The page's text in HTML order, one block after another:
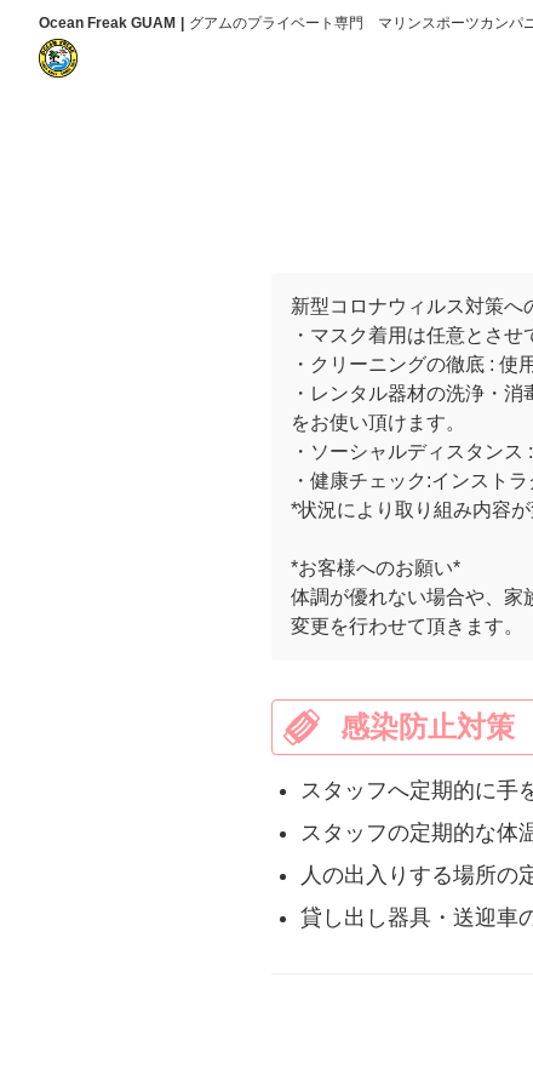
Ocean Freak GUAM グアムのプライベート専門 マリンスポーツカンパ
新型コロナウィルス対策へ
・マスク着用は任意とさせ
・クリーニングの徹底 : 使
・レンタル器材の洗浄・
をお使い頂けます。
・ソーシャルディスタン
・健康チェック:インスト
*状況により取り組み内容
*お客様へのお願い*
体調が優れない場合や、家
変更を行わせて頂きます。
感染防止対策
スタッフへ定期的に手
スタッフの定期的な体
人の出入りする場所の
貸し出し器具・送迎車